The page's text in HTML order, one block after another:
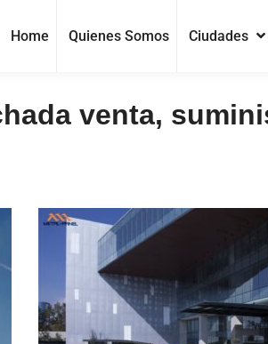
Home Quienes Somos Ciudades
venta,